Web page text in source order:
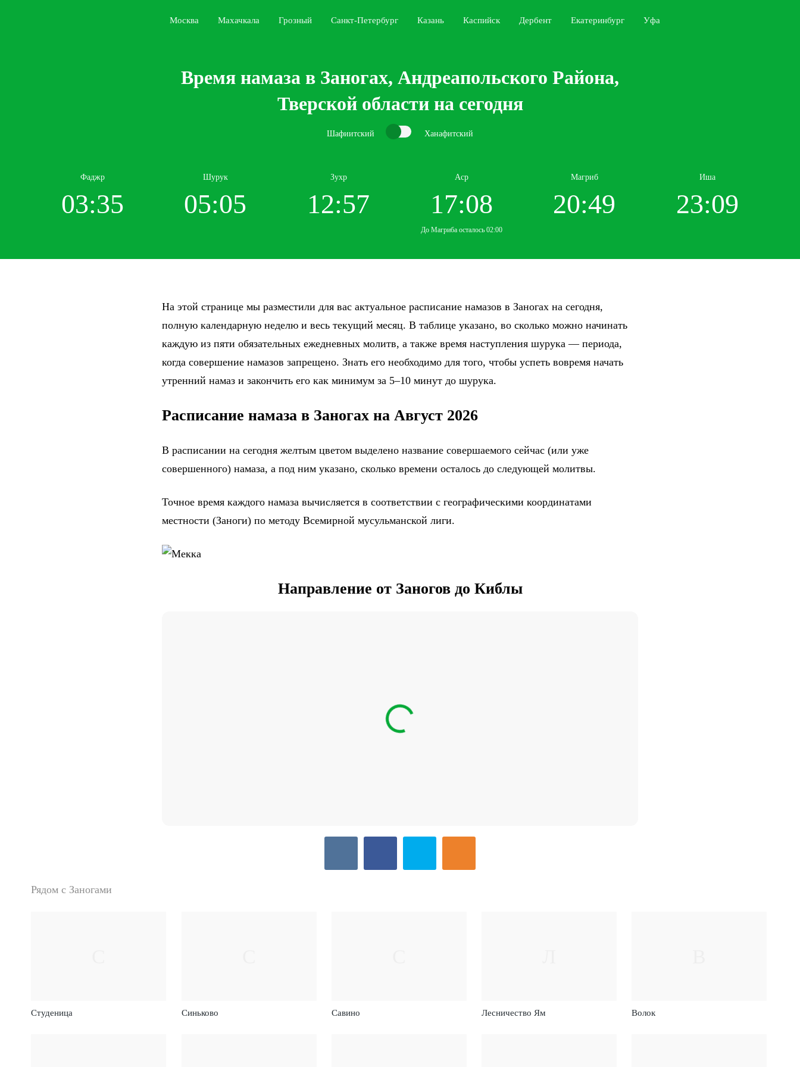
Москва Махачкала Грозный Санкт-Петербург Казань Каспийск Дербент Екатеринбург Уфа
Время намаза в Заногах, Андреапольского Района,
Тверской области на сегодня
Шафиитский Ханафитский
Фаджр
03:35
Шурук
05:05
Зухр
12:57
Аср
17:08
До Магриба осталось 02:00
Магриб
20:49
Иша
23:09
На этой странице мы разместили для вас актуальное расписание намазов в Заногах на сегодня,
полную календарную неделю и весь текущий месяц. В таблице указано, во сколько можно начинать
каждую из пяти обязательных ежедневных молитв, а также время наступления шурука — периода,
когда совершение намазов запрещено. Знать его необходимо для того, чтобы успеть вовремя начать
утренний намаз и закончить его как минимум за 5–10 минут до шурука.
Расписание намаза в Заногах на Август 2026
В расписании на сегодня желтым цветом выделено название совершаемого сейчас (или уже
совершенного) намаза, а под ним указано, сколько времени осталось до следующей молитвы.
Точное время каждого намаза вычисляется в соответствии с географическими координатами
местности (Заноги) по методу Всемирной мусульманской лиги.
Направление от Заногов до Киблы
Рядом с Заногами
Студеница Синьково Савино Лесничество Ям Волок